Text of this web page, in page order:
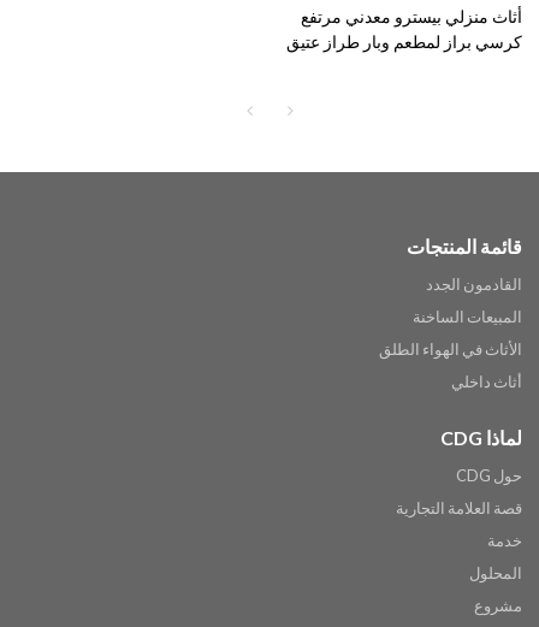
أثاث منزلي بيسترو معدني مرتفع
كرسي براز لمطعم وبار طراز عتيق
قائمة المنتجات
القادمون الجدد
المبيعات الساخنة
الأثاث في الهواء الطلق
أثاث داخلي
لماذا CDG
حول CDG
قصة العلامة التجارية
خدمة
المحلول
مشروع